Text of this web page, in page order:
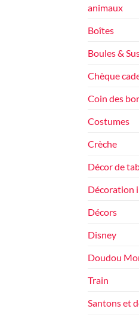
animaux
Boîtes
Boules &
Chèque
Coin des
Costumes
Crèche
Décor de
Décoration
Décors
Disney
Doudou
Train
Santons et